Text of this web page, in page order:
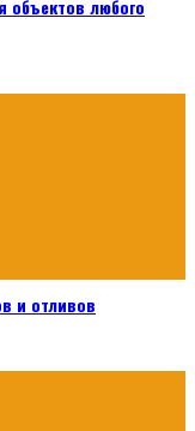
объектов любого
и отливов